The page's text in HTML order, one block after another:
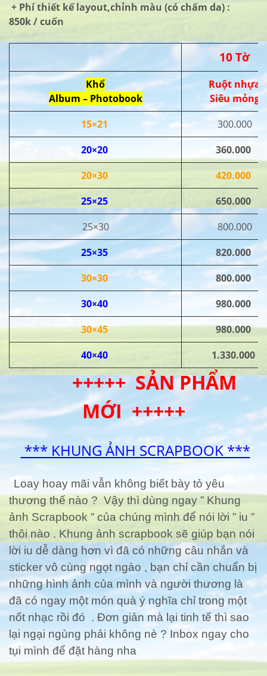
+ Phí thiết kế layout,chỉnh màu (có chấm da) :
850k / cuốn
10 Tờ
Khổ
Album – Photobook
Ruột nhựa
Siêu mỏng
15×21
300.000
20×20
360.000
20×30
420.000
25×25
650.000
25×30
800.000
25×35
820.000
30×30
800.000
30×40
980.000
30×45
980.000
40×40
1.330.000
+++++ SẢN PHẨM
MỚI +++++
*** KHUNG ẢNH SCRAPBOOK ***
Loay hoay mãi vẫn không biết bày tỏ yêu
thương thế nào ? Vậy thì dùng ngay ” Khung
ảnh Scrapbook ” của chúng mình để nói lời ” iu ”
thôi nào . Khung ảnh scrapbook sẽ giúp bạn nói
lời iu dễ dàng hơn vì đã có những câu nhắn và
sticker vô cùng ngọt ngào , bạn chỉ cần chuẩn bị
những hình ảnh của mình và người thương là
đã có ngay một món quà ý nghĩa chỉ trong một
nốt nhạc rồi đó . Đơn giản mà lại tinh tế thì sao
lại ngại ngùng phải không nè ? Inbox ngay cho
tụi mình để đặt hàng nha